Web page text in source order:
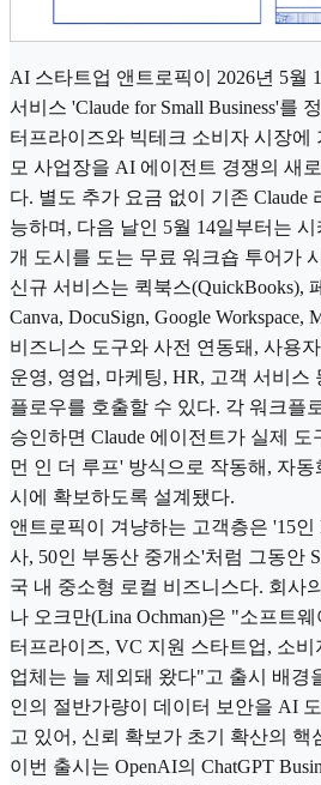
AI 스타트업 앤트로픽이 2026년 5월
서비스 'Claude for Small Business'를
터프라이즈와 빅테크 소비자 시장에
모 사업장을 AI 에이전트 경쟁의 새
다. 별도 추가 요금 없이 기존 Claude
능하며, 다음 날인 5월 14일부터는
개 도시를 도는 무료 워크숍 투어가
신규 서비스는 퀵북스(QuickBooks),
Canva, DocuSign, Google Workspace,
비즈니스 도구와 사전 연동돼, 사용
운영, 영업, 마케팅, HR, 고객 서비스
플로우를 호출할 수 있다. 각 워크플
승인하면 Claude 에이전트가 실제
먼 인 더 루프' 방식으로 작동해, 자
시에 확보하도록 설계됐다.
앤트로픽이 겨냥하는 고객층은 '15인
사, 50인 부동산 중개소'처럼 그동안
국 내 중소형 로컬 비즈니스다. 회사
나 오크만(Lina Ochman)은 "소프트
터프라이즈, VC 지원 스타트업, 소
업체는 늘 제외돼 왔다"고 출시 배경
인의 절반가량이 데이터 보안을 AI
고 있어, 신뢰 확보가 초기 확산의 핵
이번 출시는 OpenAI의 ChatGPT